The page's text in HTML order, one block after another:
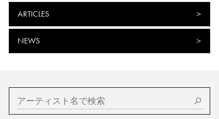
ARTICLES
NEWS